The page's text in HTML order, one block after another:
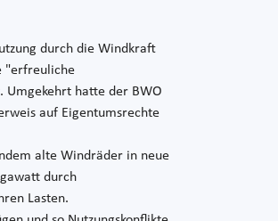
durch die Windkraft
"erfreuliche
Umgekehrt hatte der BWO
auf Eigentumsrechte
alte Windräder in neue
durch
Lasten.